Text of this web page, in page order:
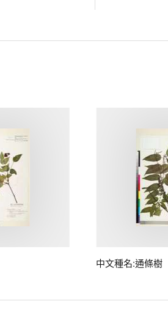
中文種名:通條樹